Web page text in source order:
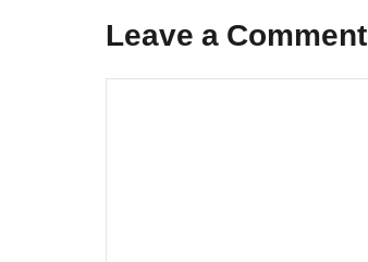
Leave a Comment
Comment